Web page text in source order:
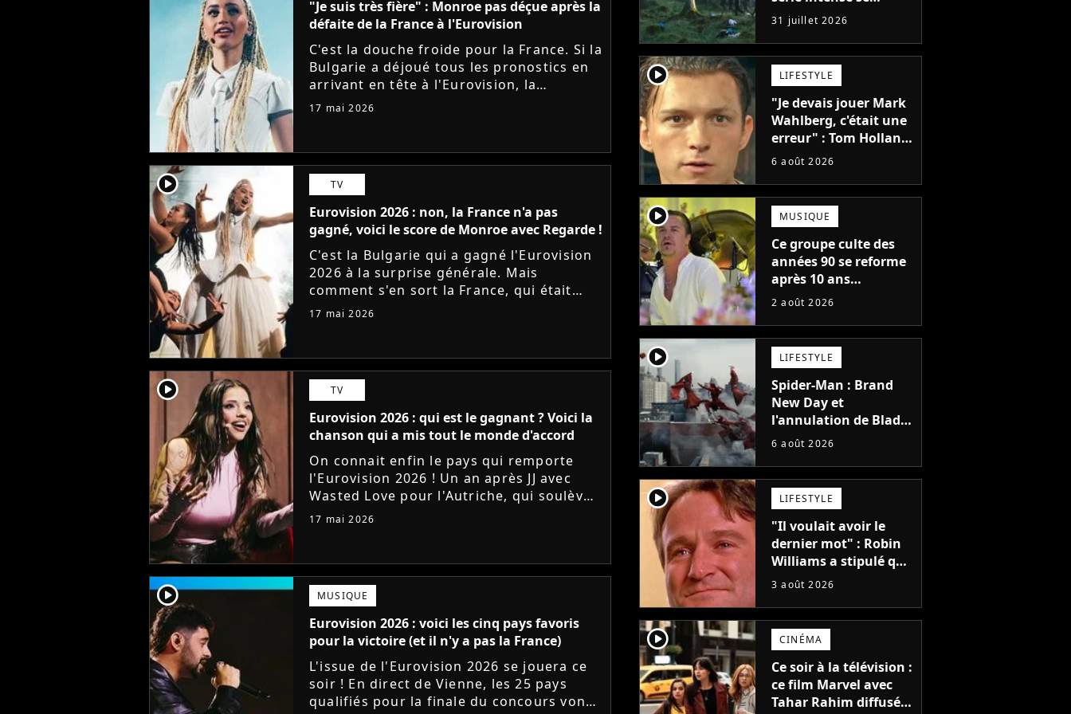
"Je suis très fière" : Monroe pas déçue après la
défaite de la France à l'Eurovision
C'est la douche froide pour la France. Si la
Bulgarie a déjoué tous les pronostics en
arrivant en tête à l'Eurovision, la
chanteuse Monroe n'a décroché que la
17 mai 2026
player2 TV
Eurovision 2026 : non, la France n'a pas
gagné, voici le score de Monroe avec Regarde !
C'est la Bulgarie qui a gagné l'Eurovision
2026 à la surprise générale. Mais
comment s'en sort la France, qui était
représentée par la chanteuse Monroe
17 mai 2026
player2 TV
Eurovision 2026 : qui est le gagnant ? Voici la
chanson qui a mis tout le monde d'accord
On connait enfin le pays qui remporte
l'Eurovision 2026 ! Un an après JJ avec
Wasted Love pour l'Autriche, qui soulève
le trophée et surclasse toute la
17 mai 2026
player2 MUSIQUE
Eurovision 2026 : voici les cinq pays favoris
pour la victoire (et il n'y a pas la France)
L'issue de l'Eurovision 2026 se jouera ce
soir ! En direct de Vienne, les 25 pays
qualifiés pour la finale du concours vont
regarde en une seule
après-midi
31 juillet 2026
player2 LIFESTYLE
"Je devais jouer Mark
Wahlberg, c'était une
erreur" : Tom Holland,
la star de Spider-Man,
blockbuster
6 août 2026
player2 MUSIQUE
Ce groupe culte des
années 90 se reforme
après 10 ans
d'absence et annonce
2 août 2026
player2 LIFESTYLE
Spider-Man : Brand
New Day et
l'annulation de Blade
montrent que Marvel
faire quoi que ce soit
de simple
6 août 2026
player2 LIFESTYLE
"Il voulait avoir le
dernier mot" : Robin
Williams a stipulé que
sa voix ne pourrait
2039, pourtant Disney
possède des
enregistrements
inédits
3 août 2026
player2 CINÉMA
Ce soir à la télévision :
ce film Marvel avec
Tahar Rahim diffusé